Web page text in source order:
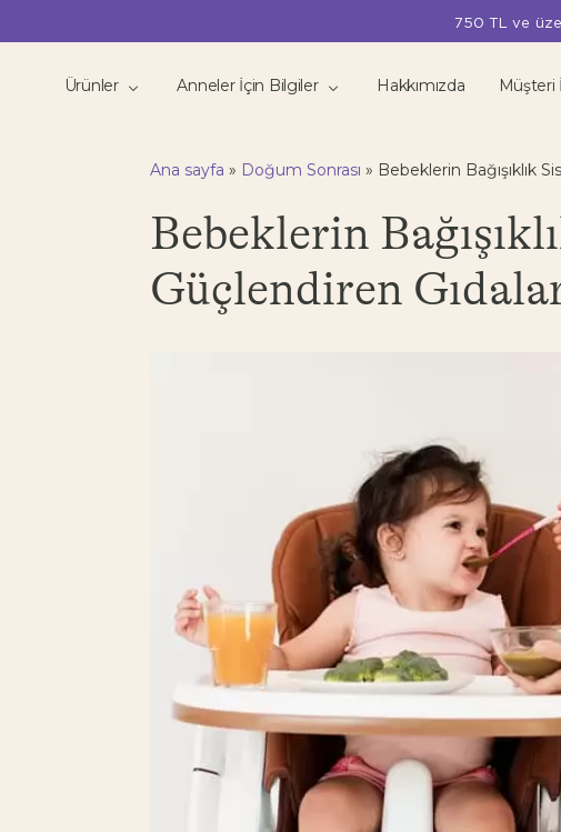
750 TL ve
Ürünler Anneler İçin Bilgiler Hakkımızda Müşteri
Ana sayfa » Doğum Sonrası » Bebeklerin Bağışıklık
Bebeklerin
Güçlendiren